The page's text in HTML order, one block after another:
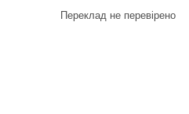
Переклад не перевірено